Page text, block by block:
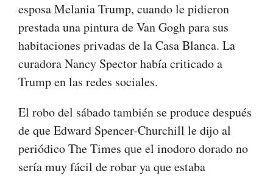
esposa Melania Trump, cuando le pidieron
prestada una pintura de Van Gogh para sus
habitaciones privadas de la Casa Blanca. La
curadora Nancy Spector había criticado a
Trump en las redes sociales.
El robo del sábado también se produce después
de que Edward Spencer-Churchill le dijo al
periódico The Times que el inodoro dorado no
sería muy fácil de robar ya que estaba